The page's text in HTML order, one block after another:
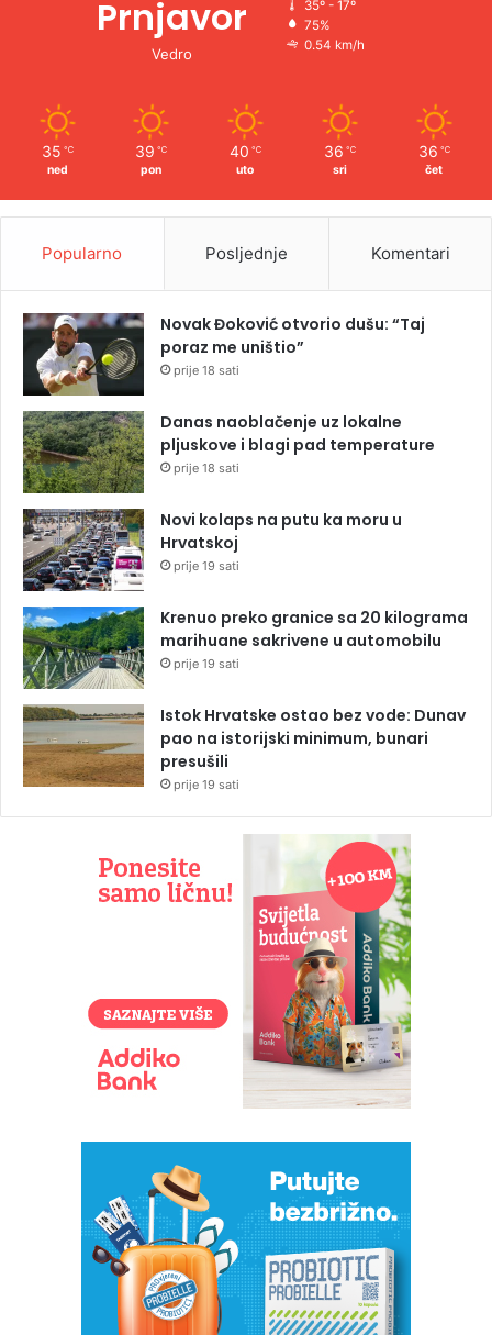
Prnjavor
Vedro
35º - 17º
75%
0.54 km/h
35 ℃
ned
39 ℃
pon
40 ℃
uto
36 ℃
sri
36 ℃
čet
Popularno Posljednje Komentari
Novak Đoković otvorio dušu: “Taj
poraz me uništio”
prije 18 sati
Danas naoblačenje uz lokalne
pljuskove i blagi pad temperature
prije 18 sati
Novi kolaps na putu ka moru u
Hrvatskoj
prije 19 sati
Krenuo preko granice sa 20 kilograma
marihuane sakrivene u automobilu
prije 19 sati
Istok Hrvatske ostao bez vode: Dunav
pao na istorijski minimum, bunari
presušili
prije 19 sati